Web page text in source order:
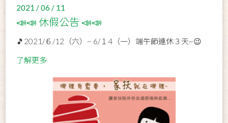
2021 / 06 / 11
📣📣 休假公告 📣📣
🎵2021/６/12（六）~ 6/１4（一）端午節連休３天~😉
了解更多